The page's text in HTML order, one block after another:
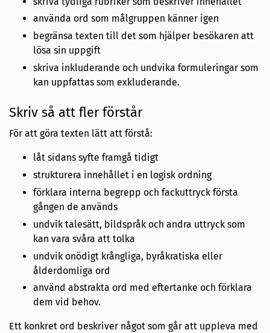
använda ord som målgruppen känner igen
begränsa texten till det som hjälper besökaren att
lösa sin uppgift
skriva inkluderande och undvika formuleringar som
kan uppfattas som exkluderande.
Skriv så att fler förstår
För att göra texten lätt att förstå:
låt sidans syfte framgå tidigt
strukturera innehållet i en logisk ordning
förklara interna begrepp och fackuttryck första
gången de används
undvik talesätt, bildspråk och andra uttryck som
kan vara svåra att tolka
undvik onödigt krångliga, byråkratiska eller
ålderdomliga ord
använd abstrakta ord med eftertanke och förklara
dem vid behov.
Ett konkret ord beskriver något som går att uppleva med